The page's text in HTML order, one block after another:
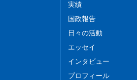
実績
国政報告
日々の活動
エッセイ
インタビュー
プロフィール